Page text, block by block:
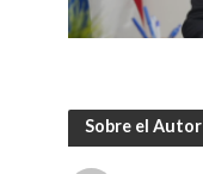
Sobre el Autor